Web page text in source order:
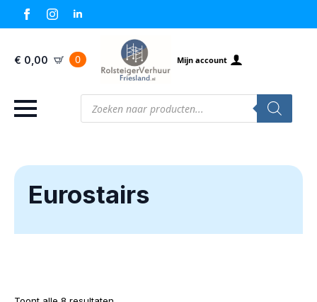
€ 0,00 0 Mijn account
Producten
zoeken
Eurostairs